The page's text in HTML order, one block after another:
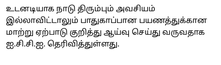
உடனடியாக நாடு திரும்பும் அவசியம்
இல்லாவிட்டாலும் பாதுகாப்பான பயணத்துக்கான
மாற்று ஏற்பாடு குறித்து ஆய்வு செய்து வருவதாக
ஐ.சி.சி.ஐ. தெரிவித்துள்ளது.